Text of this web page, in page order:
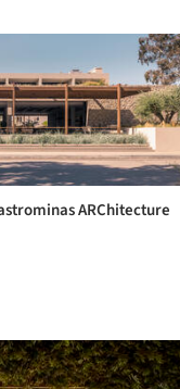
ARChitecture